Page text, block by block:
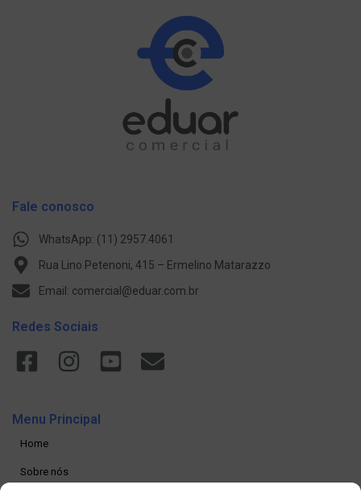
Fale conosco
WhatsApp: (11) 2957.4061
Rua Lino Petenoni, 415 – Ermelino Matarazzo
Email: comercial@eduar.com.br
Redes Sociais
Menu Principal
Home
Sobre nós